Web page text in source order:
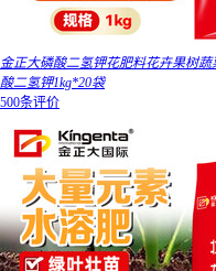
金正大磷酸二氢钾花肥料花卉果树
酸二氢钾1kg*20袋
500条评价